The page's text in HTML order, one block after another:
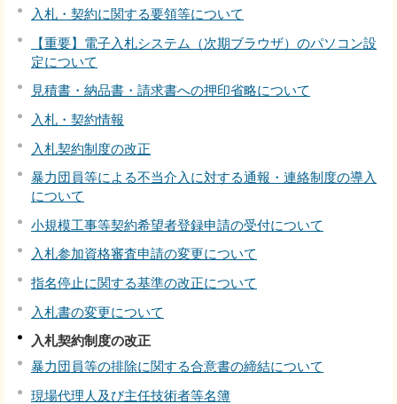
入札・契約に関する要領等について
【重要】電子入札システム（次期ブラウザ）のパソコン設
定について
見積書・納品書・請求書への押印省略について
入札・契約情報
入札契約制度の改正
暴力団員等による不当介入に対する通報・連絡制度の導入
について
小規模工事等契約希望者登録申請の受付について
入札参加資格審査申請の変更について
指名停止に関する基準の改正について
入札書の変更について
入札契約制度の改正
暴力団員等の排除に関する合意書の締結について
現場代理人及び主任技術者等名簿